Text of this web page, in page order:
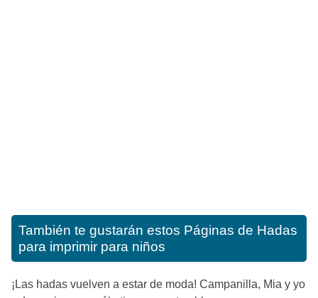
También te gustarán estos Páginas de Hadas
para imprimir para niños
¡Las hadas vuelven a estar de moda! Campanilla, Mia y yo